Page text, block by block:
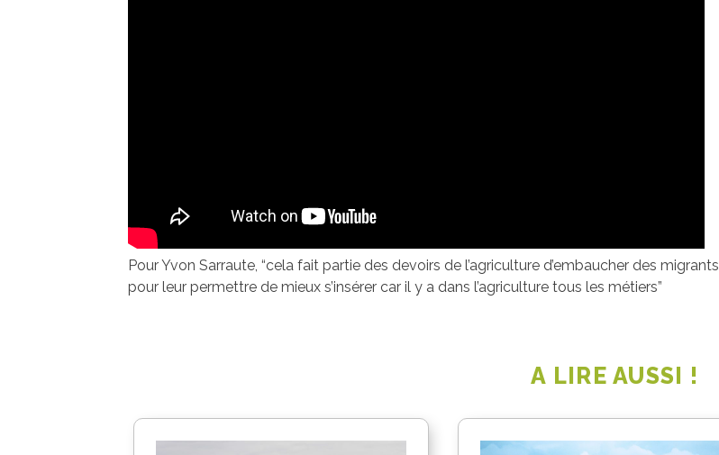
Pour Yvon Sarraute, “cela fait partie des devoirs de l’agriculture d’embaucher des migrants
pour leur permettre de mieux s’insérer car il y a dans l’agriculture tous les métiers”
A LIRE AUSSI !